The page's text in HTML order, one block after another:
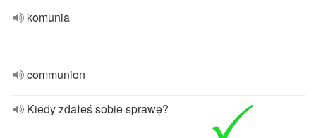
komunia
communion
Kiedy zdałeś sobie sprawę?